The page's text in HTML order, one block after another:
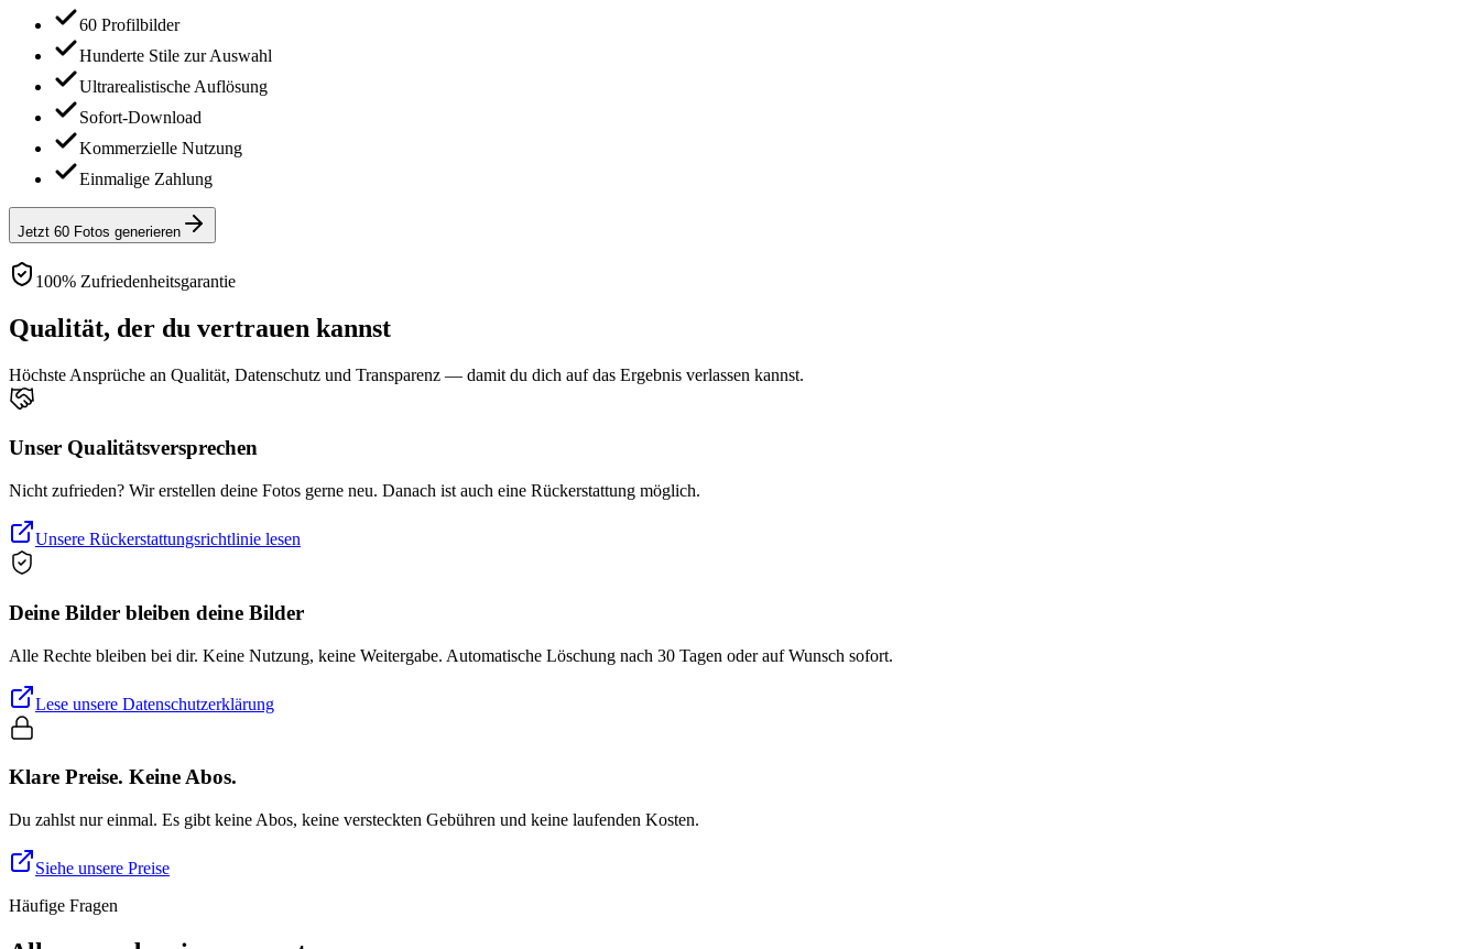
60 Profilbilder
Hunderte Stile zur Auswahl
Ultrarealistische Auflösung
Sofort-Download
Kommerzielle Nutzung
Einmalige Zahlung
Jetzt 60 Fotos generieren
100% Zufriedenheitsgarantie
Qualität, der du vertrauen kannst
Höchste Ansprüche an Qualität, Datenschutz und Transparenz — damit du dich auf das Ergebnis verlassen kannst.
Unser Qualitätsversprechen
Nicht zufrieden? Wir erstellen deine Fotos gerne neu. Danach ist auch eine Rückerstattung möglich.
Unsere Rückerstattungsrichtlinie lesen
Deine Bilder bleiben deine Bilder
Alle Rechte bleiben bei dir. Keine Nutzung, keine Weitergabe. Automatische Löschung nach 30 Tagen oder auf Wunsch sofort.
Lese unsere Datenschutzerklärung
Klare Preise. Keine Abos.
Du zahlst nur einmal. Es gibt keine Abos, keine versteckten Gebühren und keine laufenden Kosten.
Siehe unsere Preise
Häufige Fragen